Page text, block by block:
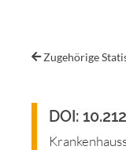
Zugehörige
DOI: